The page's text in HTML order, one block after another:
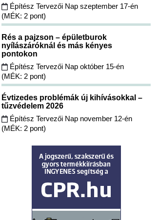
Építész Tervezői Nap szeptember 17-én
(MÉK: 2 pont)
Rés a pajzson – épületburok
nyílászáróknál és más kényes
pontokon
Építész Tervezői Nap október 15-én
(MÉK: 2 pont)
Évtizedes problémák új kihívásokkal –
tűzvédelem 2026
Építész Tervezői Nap november 12-én
(MÉK: 2 pont)